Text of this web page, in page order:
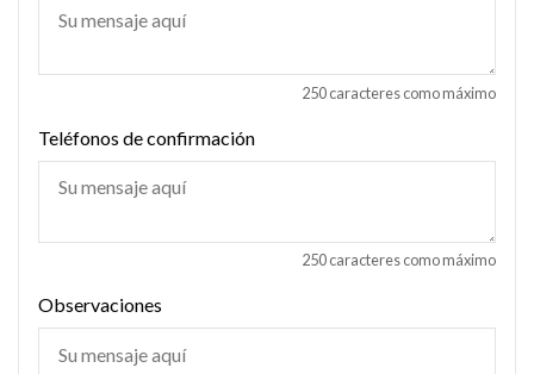
250 caracteres como máximo
Teléfonos de confirmación
250 caracteres como máximo
Observaciones